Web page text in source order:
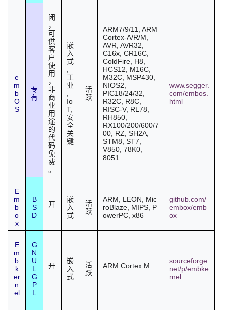
e
m
b
O
S
专
有
闭
，
可
供
客
户
使
用
，
非
商
业
用
途
的
代
码
免
费
。
嵌
入
式
工
业
Io
T,
安
全
关
键
活
跃
ARM7/9/11, ARM
Cortex-A/R/M,
AVR, AVR32,
C16x, CR16C,
ColdFire, H8,
HCS12, M16C,
M32C, MSP430,
NIOS2,
PIC18/24/32,
R32C, R8C,
RISC-V, RL78,
RH850,
RX100/200/600/7
00, RZ, SH2A,
STM8, ST7,
V850, 78K0,
8051
www.segger.
com/embos.
html
E
m
b
o
x
B
S
D
开
嵌
入
式
活
跃
ARM LEON
Mic
roBlaze MIPS P
owerPC x86
github.com/
embox/emb
ox
E
m
b
k
er
n
el
G
N
U
L
G
P
L
开
嵌
入
式
活
跃
ARM Cortex M
sourceforge.
net/p/embke
rnel